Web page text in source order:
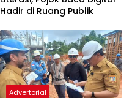
Hadir di Ruang Publik
Advertorial